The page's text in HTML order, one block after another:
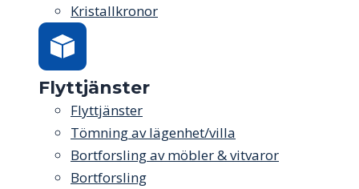
Kristallkronor
Flyttjänster
Flyttjänster
Tömning av lägenhet/villa
Bortforsling av möbler & vitvaror
Bortforsling